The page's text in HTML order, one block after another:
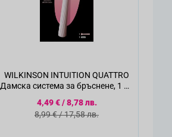
WILKINSON INTUITION QUATTRO
Дамска система за бръснене, 1 бр
Специална цена
4,49 €/8,78 лв.
Стандартна цена
8,99 €/17,58 лв.